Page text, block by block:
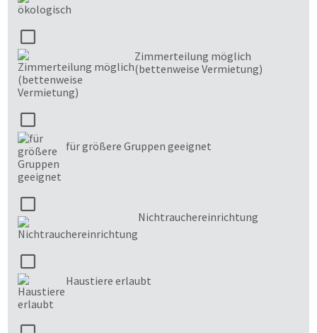
Zimmerteilung möglich
(bettenweise Vermietung)
für größere Gruppen geeignet
Nichtrauchereinrichtung
Haustiere erlaubt